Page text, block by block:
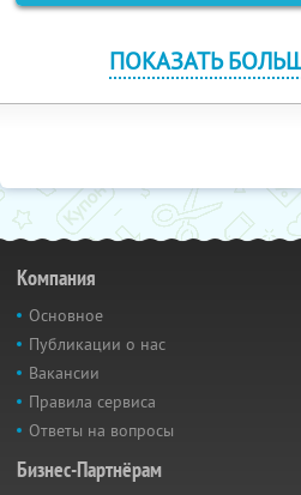
ПОКАЗАТЬ
Компания
Основное
Публикации о нас
Вакансии
Правила сервиса
Ответы на вопросы
Бизнес-Партнёрам